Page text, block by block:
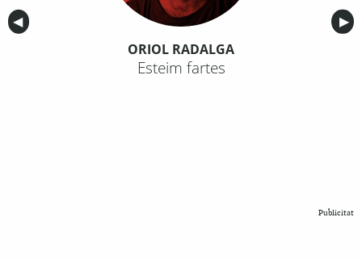
Anterior
◀︎ ▶︎
ORIOL RADALGA
Esteim fartes
Publicitat